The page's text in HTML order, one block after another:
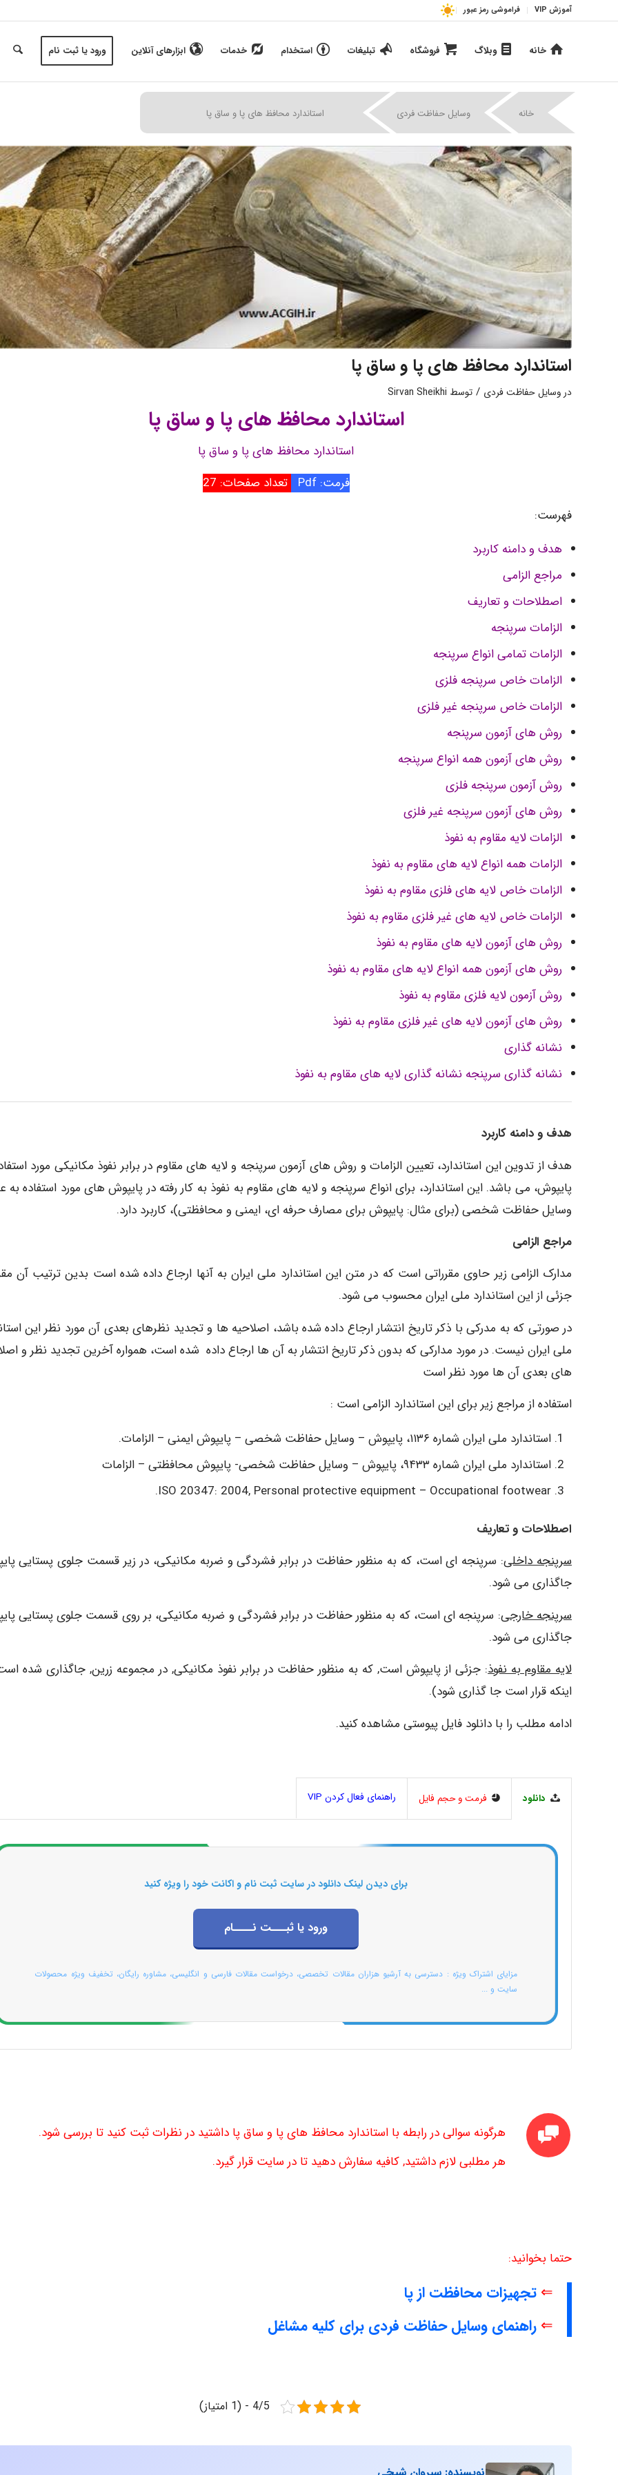
آموزش VIP فراموشی رمز عبور
خانه وبلاگ فروشگاه تبلیغات استخدام خدمات ابزارهای آنلاین ورود یا ثبت نام
خانه وسایل حفاظت فردی | استاندارد محافظ های پا و ساق پا
استاندارد محافظ های پا و ساق پا
دروسایل حفاظت فردی / توسط Sirvan Sheikhi
استاندارد محافظ های پا و ساق پا
استاندارد محافظ های پا و ساق پا
فرمت: Pdf
تعداد صفحات: 27
فهرست:
هدف و دامنه کاربرد
مراجع الزامی
اصطلاحات و تعاریف
الزامات سرپنجه
الزامات تمامی انواع سرپنجه
الزامات خاص سرپنجه فلزی
الزامات خاص سرپنجه غیر فلزی
روش های آزمون سرپنجه
روش های آزمون همه انواع سرپنجه
روش آزمون سرپنجه فلزی
روش های آزمون سرپنجه غیر فلزی
الزامات لایه مقاوم به نفوذ
الزامات همه انواع لایه های مقاوم به نفوذ
الزامات خاص لایه های فلزی مقاوم به نفوذ
الزامات خاص لایه های غیر فلزی مقاوم به نفوذ
روش های آزمون لایه های مقاوم به نفوذ
روش های آزمون همه انواع لایه های مقاوم به نفوذ
روش آزمون لایه فلزی مقاوم به نفوذ
روش های آزمون لایه های غیر فلزی مقاوم به نفوذ
نشانه گذاری
نشانه گذاری سرپنجه نشانه گذاری لایه های مقاوم به نفوذ
هدف و دامنه کاربرد
هدف از تدوین این استاندارد، تعیین الزامات و روش های آزمون سرپنجه و لایه های مقاوم در برابر نفوذ مکانیکی مورد
پایپوش، می باشد. این استاندارد، برای انواع سرپنجه و لایه های مقاوم به نفوذ به کار رفته در پایپوش های مورد استفاده به
وسایل حفاظت شخصی (برای مثال: پایپوش برای مصارف حرفه ای، ایمنی و محافظتی)، کاربرد دارد.
مراجع الزامی
مدارک الزامی زیر حاوی مقرراتی است که در متن این استاندارد ملی ایران به آنها ارجاع داده شده است بدین ترتیب آن
جزئی از این استاندارد ملی ایران محسوب می شود.
در صورتی که به مدرکی با ذکر تاریخ انتشار ارجاع داده شده باشد، اصلاحیه ها و تجدید نظرهای بعدی آن مورد نظر این
ملی ایران نیست. در مورد مدارکی که بدون ذکر تاریخ انتشار به آن ها ارجاع داده شده است، همواره آخرین تجدید نظر و
های بعدی آن ها مورد نظر است
استفاده از مراجع زیر برای این استاندارد الزامی است :
استاندارد ملی ایران شماره ۱۱۳۶، پایپوش – وسایل حفاظت شخصی – پایپوش ایمنی – الزامات.
استاندارد ملی ایران شماره ۹۴۳۳، پایپوش – وسایل حفاظت شخصی- پایپوش محافظتی – الزامات
ISO 20347: 2004, Personal protective equipment – Occupational footwear.
اصطلاحات و تعاریف
سرپنجه داخلی: سرپنجه ای است، که به منظور حفاظت در برابر فشردگی و ضربه مکانیکی، در زیر قسمت جلوی پستایی
جاگذاری می شود.
سرپنجه خارجی: سرپنجه ای است، که به منظور حفاظت در برابر فشردگی و ضربه مکانیکی، بر روی قسمت جلوی پستایی
جاگذاری می شود.
لایه مقاوم به نفوذ: جزئی از پایپوش است, که به منظور حفاظت در برابر نفوذ مکانیکی, در مجموعه زرین, جاگذاری شده
اینکه قرار است جا گذاری شود).
ادامه مطلب را با دانلود فایل پیوستی مشاهده کنید.
دانلود فرمت و حجم فایل راهنمای فعال کردن VIP
برای دیدن لینک دانلود در سایت ثبت نام و اکانت خود را ویژه کنید
ورود یا ثبـــت نــــام
مزایای اشتراک ویژه : دسترسی به آرشیو هزاران مقالات تخصصی، درخواست مقالات فارسی و انگلیسی، مشاوره رایگان، تخفیف ویژه محصولات
سایت و ...
هرگونه سوالی در رابطه با استاندارد محافظ های پا و ساق پا داشتید در نظرات ثبت کنید تا بررسی شود.
هر مطلبی لازم داشتید, کافیه سفارش دهید تا در سایت قرار گیرد.
حتما بخوانید:
⇐ تجهیزات محافظت از پا
⇐ راهنمای وسایل حفاظت فردی برای کلیه مشاغل
4/5 - (1 امتیاز)